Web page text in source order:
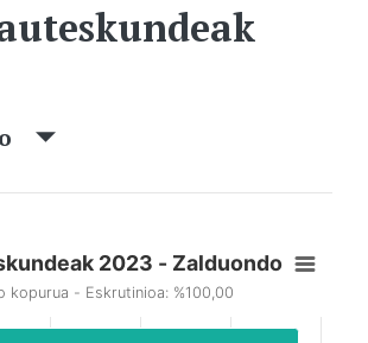
2023 - Zalduondo
kopurua - Eskrutinioa: %100,00